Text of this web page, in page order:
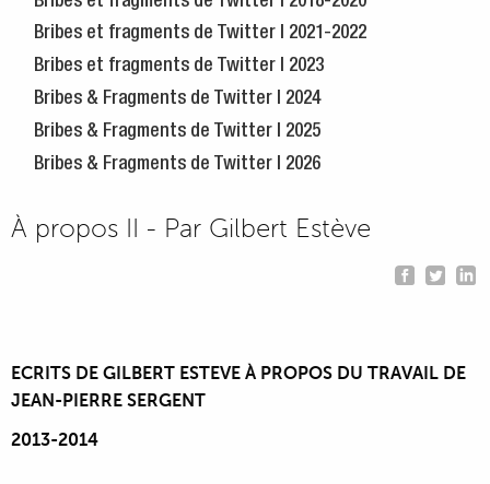
Bribes et fragments de Twitter | 2021-2022
Bribes et fragments de Twitter | 2023
Bribes & Fragments de Twitter | 2024
Bribes & Fragments de Twitter | 2025
Bribes & Fragments de Twitter | 2026
À propos II - Par Gilbert Estève
ECRITS DE GILBERT ESTEVE À PROPOS DU TRAVAIL DE
JEAN-PIERRE SERGENT
2013-2014